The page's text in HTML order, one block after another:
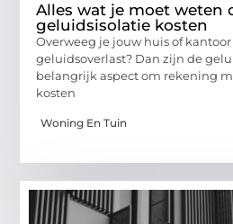
Alles wat je moet weten
geluidsisolatie kosten
Overweeg je jouw huis of
geluidsoverlast? Dan zijn de
belangrijk aspect om rekening
kosten
Woning En Tuin